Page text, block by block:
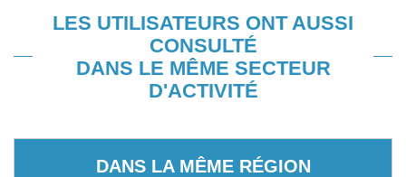
LES UTILISATEURS ONT AUSSI
CONSULTÉ
DANS LE MÊME SECTEUR
D'ACTIVITÉ
DANS LA MÊME RÉGION